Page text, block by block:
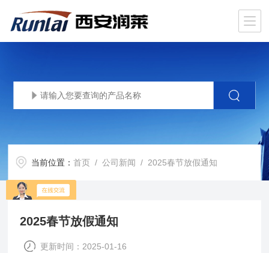
当前位置：首页 /公司新闻 / 2025春节放假通知
2025春节放假通知
更新时间：2025-01-16